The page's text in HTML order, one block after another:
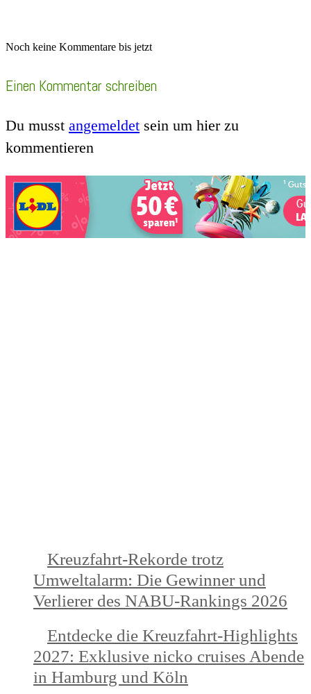
Noch keine Kommentare bis jetzt
Einen Kommentar schreiben
Du musst angemeldet sein um hier zu
kommentieren
Kreuzfahrt-Rekorde trotz
Umweltalarm: Die Gewinner und
Verlierer des NABU-Rankings 2026
Entdecke die Kreuzfahrt-Highlights
2027: Exklusive nicko cruises Abende
in Hamburg und Köln